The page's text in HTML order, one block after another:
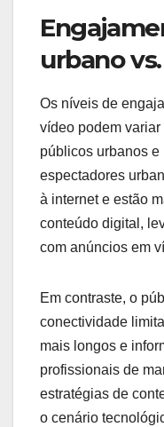
urbano
Os níveis de
vídeo podem
públicos urbanos
espectadores
à internet e estão
conteúdo digital,
com anúncios em
Em contraste, o
conectividade
mais longos e
profissionais de
estratégias de
o cenário